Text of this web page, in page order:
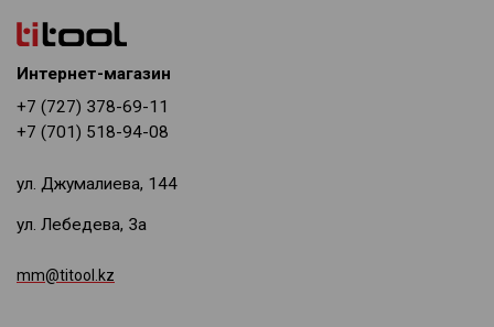
Интернет-магазин
+7 (727) 378-69-11
+7 (701) 518-94-08
ул. Джумалиева, 144
ул. Лебедева, 3а
mm@titool.kz